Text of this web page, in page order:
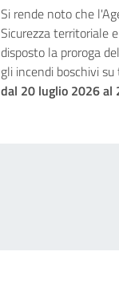
Si rende noto che
Sicurezza territoriale
disposto la proroga
gli incendi boschivi
dal 20 luglio 2026 al